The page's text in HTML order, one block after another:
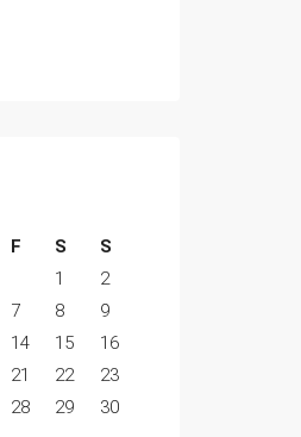
F S
S
1
2
7 8
9
14 15
16
21 22
23
28 29
30